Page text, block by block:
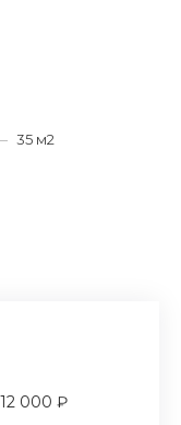
35 м2
000 ₽